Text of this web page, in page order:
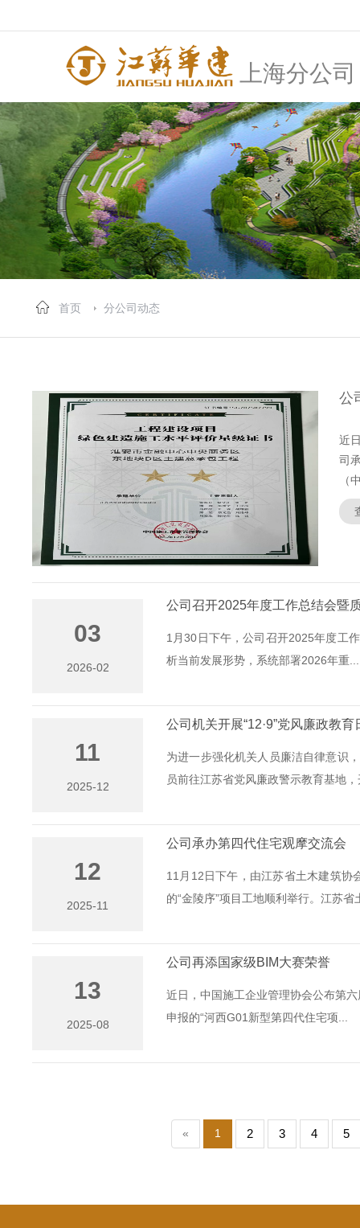
上海分公司
首页 分公司动态
近
司
（
03
2026-02
公司召开2025年度工作总结会暨
1月30日下午，公司召开2025年度工
析当前发展形势，系统部署2026年重...
11
2025-12
公司机关开展“12·9”党风廉政教育
为进一步强化机关人员廉洁自律意识
员前往江苏省党风廉政警示教育基地，
12
2025-11
公司承办第四代住宅观摩交流会
11月12日下午，由江苏省土木建筑协
的“金陵序”项目工地顺利举行。江苏省
13
2025-08
公司再添国家级BIM大赛荣誉
近日，中国施工企业管理协会公布第
申报的“河西G01新型第四代住宅项...
« 1 2 3 4 5